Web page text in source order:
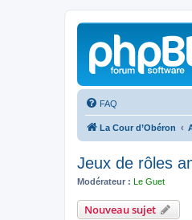
FAQ
La Cour d’Obéron
Jeux de rôles
Modérateur : Le Guet
Nouveau sujet